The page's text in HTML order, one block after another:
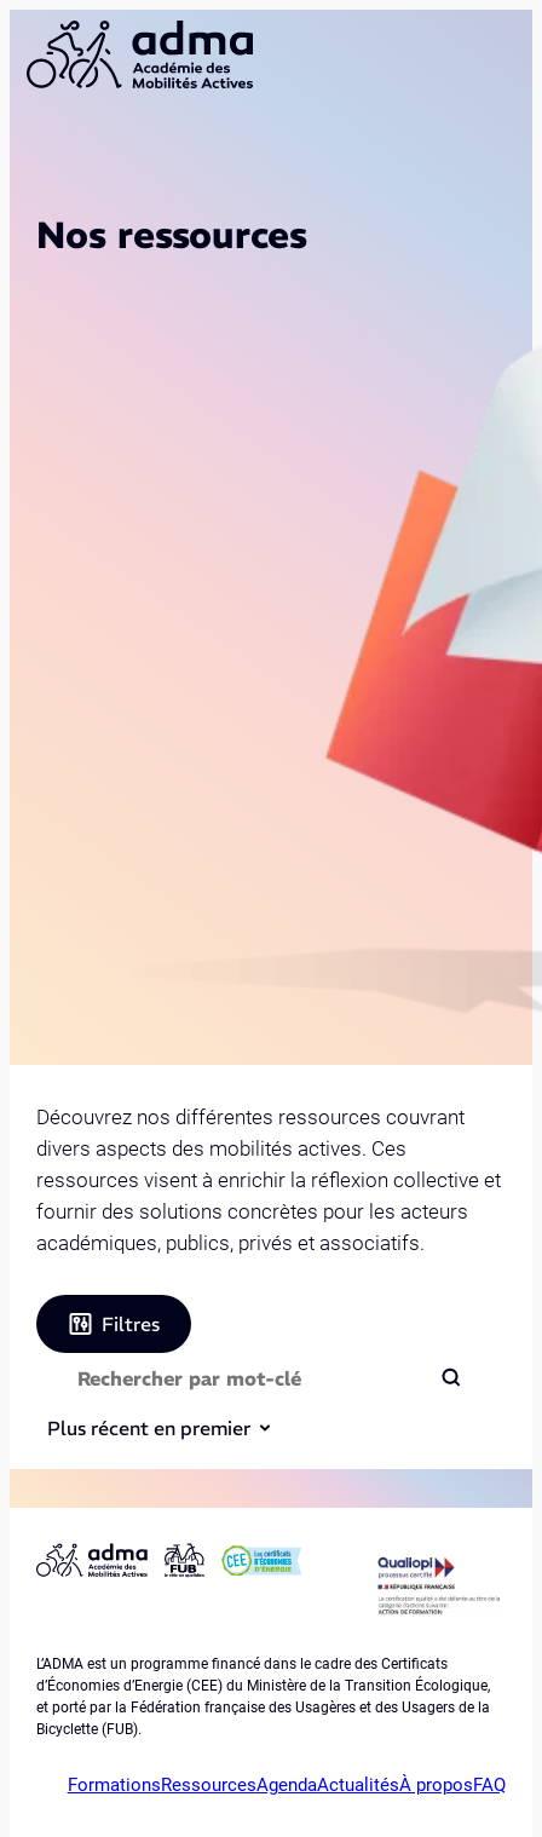
Nos ressources
Découvrez nos différentes ressources couvrant
divers aspects des mobilités actives. Ces
ressources visent à enrichir la réflexion collective et
fournir des solutions concrètes pour les acteurs
académiques, publics, privés et associatifs.
Filtres
Plus récent en premier
L’ADMA est un programme financé dans le cadre des Certificats
d’Économies d’Energie (CEE) du Ministère de la Transition Écologique,
et porté par la Fédération française des Usagères et des Usagers de la
Bicyclette (FUB).
FormationsRessourcesAgendaActualitésÀ proposFAQ